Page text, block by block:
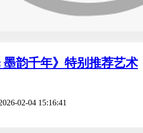
墨韵千年》特别推荐艺术
02-04 15:16:41